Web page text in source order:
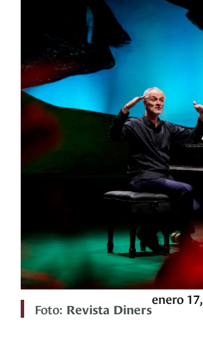
Foto: Revista Diners
enero